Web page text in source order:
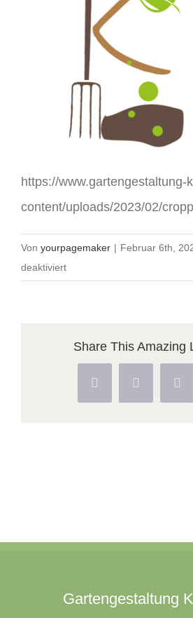
https://www.gartengestaltung-
content/uploads/2023/02/
Von yourpagemaker | Februar 6th,
deaktiviertfür
Share This Amazing
Facebook
X
Gartengestaltung